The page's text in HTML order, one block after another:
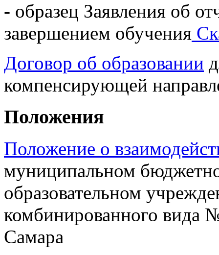
- образец Заявления об
завершением обучения
Договор об образовании
компенсирующей
Положения
Положение о
муниципальном
образовательном
комбинированного вида
Самара